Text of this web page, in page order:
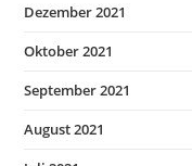
Dezember 2021
Oktober 2021
September 2021
August 2021